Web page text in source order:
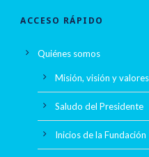
ACCESO RÁPIDO
Quiénes somos
Misión, visión y valores
Saludo del Presidente
Inicios de la Fundación